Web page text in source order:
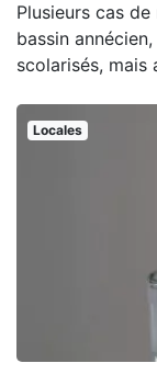
Plusieurs cas
bassin
scolarisés, mais
Locales